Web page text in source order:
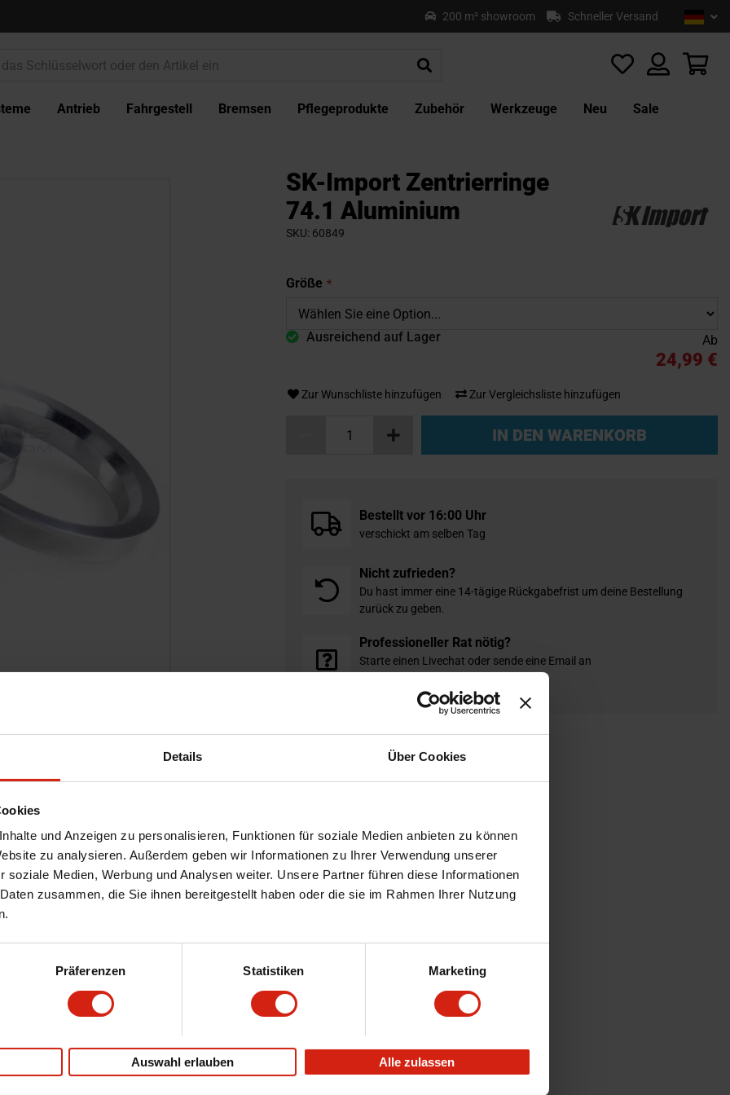
Details Über Cookies
und Anzeigen zu personalisieren, Funktionen für soziale Medien anbieten zu können
zu analysieren. Außerdem geben wir Informationen zu Ihrer Verwendung unserer
soziale Medien, Werbung und Analysen weiter. Unsere Partner führen diese Informationen
zusammen, die Sie ihnen bereitgestellt haben oder die sie im Rahmen Ihrer Nutzung
Präferenzen Statistiken Marketing
Auswahl erlauben Alle zulassen
200 m² showroom Schneller Versand
Antrieb Fahrgestell Bremsen Pflegeprodukte Zubehör Werkzeuge Neu Sale
SK-Import Zentrierringe
74.1 Aluminium
SKU 60849
Größe
Ausreichend auf Lager
Zur Wunschliste hinzufügen Zur Vergleichsliste hinzufügen
Ab
24,99 €
IN DEN WARENKORB
Bestellt vor 16:00 Uhr
verschickt am selben Tag
Nicht zufrieden?
Du hast immer eine 14-tägige Rückgabefrist um deine Bestellung
zurück zu geben.
Professioneller Rat nötig?
Starte einen Livechat oder sende eine Email an